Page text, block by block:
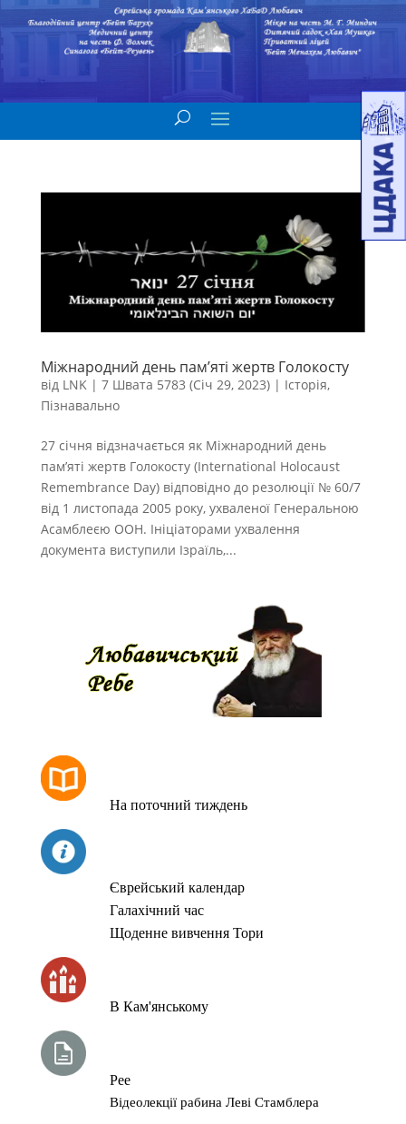
Міжнародний день пам’яті жертв Голокосту
від LNK| 7 Швата 5783 (Січ 29, 2023)| Історія,
Пізнавально
27 січня відзначається як Міжнародний день
пам’яті жертв Голокосту (International Holocaust
Remembrance Day) відповідно до резолюції № 60/7
від 1 листопада 2005 року, ухваленої Генеральною
Асамблеєю ООН. Ініціаторами ухвалення
документа виступили Ізраїль,...
На поточний тиждень
Єврейський календар
Галахічний час
Щоденне вивчення Тори
В Кам'янському
Рее
Відеолекції рабина Леві Стамблера